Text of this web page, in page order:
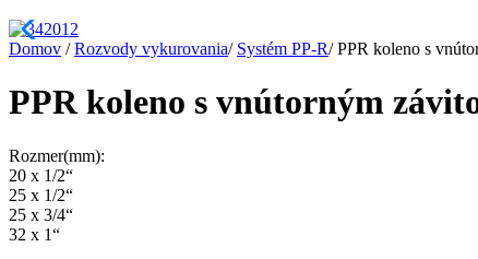
Domov / Rozvody vykurovania/ Systém PP-R/ PPR koleno s
PPR koleno s vnútorným
Rozmer(mm):
20 x 1/2“
25 x 1/2“
25 x 3/4“
32 x 1“